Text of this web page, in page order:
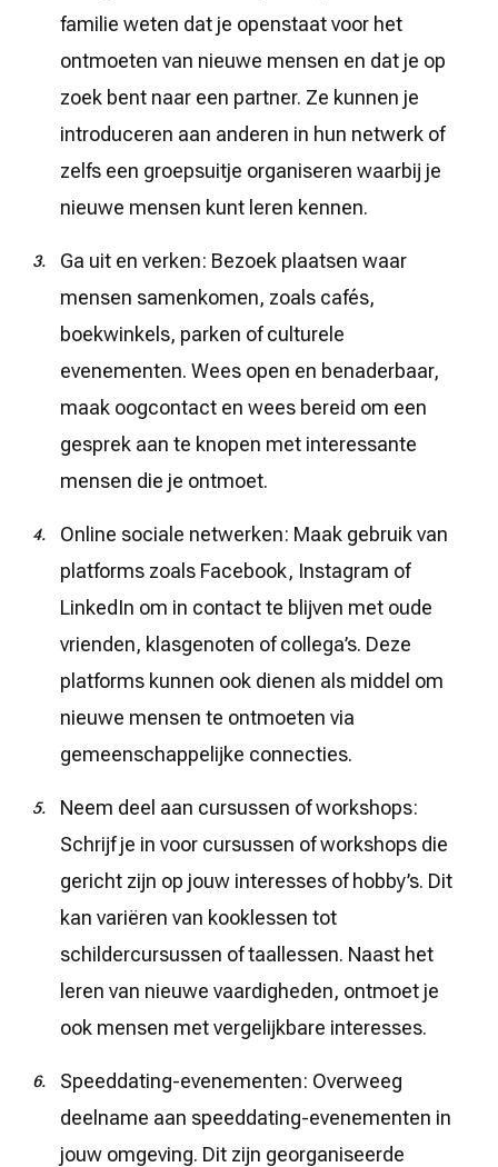
familie weten dat je openstaat voor het
ontmoeten van nieuwe mensen en dat je op
zoek bent naar een partner. Ze kunnen je
introduceren aan anderen in hun netwerk of
zelfs een groepsuitje organiseren waarbij je
nieuwe mensen kunt leren kennen.
Ga uit en verken: Bezoek plaatsen waar
mensen samenkomen, zoals cafés,
boekwinkels, parken of culturele
evenementen. Wees open en benaderbaar,
maak oogcontact en wees bereid om een
gesprek aan te knopen met interessante
mensen die je ontmoet.
Online sociale netwerken: Maak gebruik van
platforms zoals Facebook, Instagram of
LinkedIn om in contact te blijven met oude
vrienden, klasgenoten of collega’s. Deze
platforms kunnen ook dienen als middel om
nieuwe mensen te ontmoeten via
gemeenschappelijke connecties.
Neem deel aan cursussen of workshops:
Schrijf je in voor cursussen of workshops die
gericht zijn op jouw interesses of hobby’s. Dit
kan variëren van kooklessen tot
schildercursussen of taallessen. Naast het
leren van nieuwe vaardigheden, ontmoet je
ook mensen met vergelijkbare interesses.
Speeddating-evenementen: Overweeg
deelname aan speeddating-evenementen in
jouw omgeving. Dit zijn georganiseerde